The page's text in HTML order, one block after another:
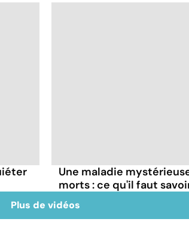
Une maladie
morts : ce qu'il faut
Plus de vidéos